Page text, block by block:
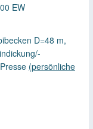
EW
D=48 m,
(persönliche